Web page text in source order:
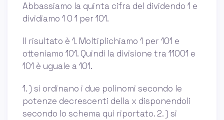
Abbassiamo la quinta cifra del dividendo 1 e
dividiamo 1 0 1 per 101.
Il risultato è 1. Moltiplichiamo 1 per 101 e
otteniamo 101. Quindi la divisione tra 11001 e
101 è uguale a 101.
1. ) si ordinano i due polinomi secondo le
potenze decrescenti della x disponendoli
secondo lo schema qui riportato. 2. ) si